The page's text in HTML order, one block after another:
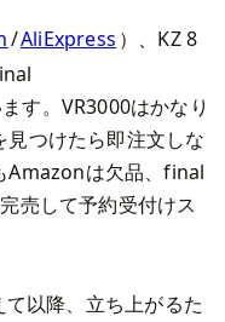
/AliExpress ）、KZ 8
す。VR3000はかなり
つけたら即注文しな
Amazonは欠品、final
売して予約受付けス
以降、立ち上がるた